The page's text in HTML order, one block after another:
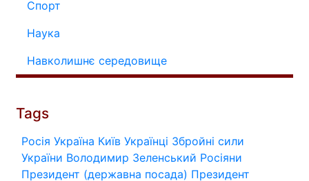
Спорт
Наука
Навколишнє середовище
Tags
Росія Україна Київ Українці Збройні сили
України Володимир Зеленський Росіяни
Президент (державна посада) Президент